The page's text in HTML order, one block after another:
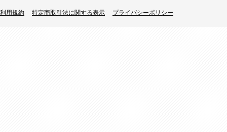
利用規約 特定商取引法に関する表示 プライバシーポリシー